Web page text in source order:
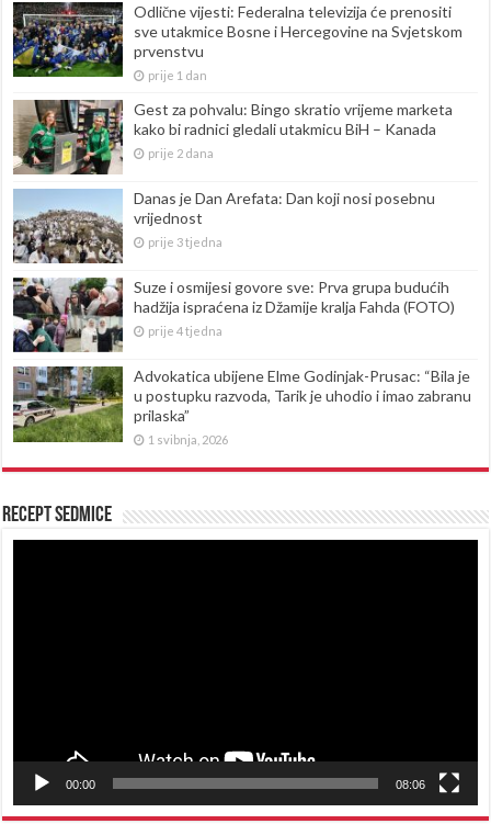
Odlične vijesti: Federalna televizija će prenositi
sve utakmice Bosne i Hercegovine na Svjetskom
prvenstvu
prije 1 dan
Gest za pohvalu: Bingo skratio vrijeme marketa
kako bi radnici gledali utakmicu BiH – Kanada
prije 2 dana
Danas je Dan Arefata: Dan koji nosi posebnu
vrijednost
prije 3 tjedna
Suze i osmijesi govore sve: Prva grupa budućih
hadžija ispraćena iz Džamije kralja Fahda (FOTO)
prije 4 tjedna
Advokatica ubijene Elme Godinjak-Prusac: “Bila je
u postupku razvoda, Tarik je uhodio i imao zabranu
prilaska”
1 svibnja, 2026
Recept sedmice
00:00 08:06